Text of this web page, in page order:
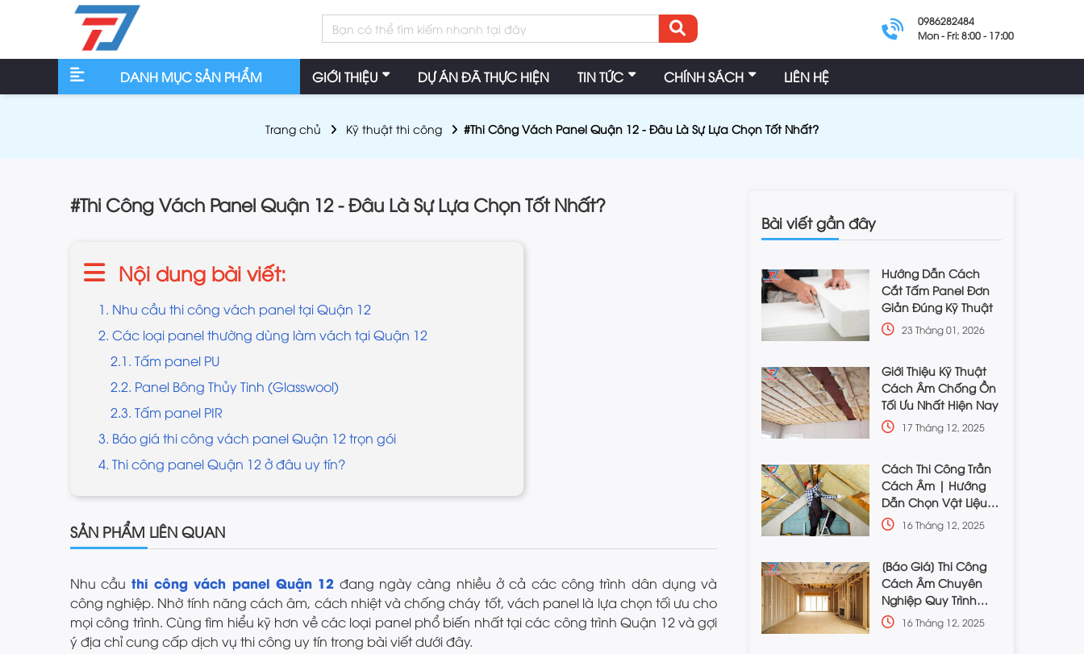
0986282484
Mon - Fri: 8:00 - 17:00
DANH MỤC SẢN PHẨM GIỚI THIỆU DỰ ÁN ĐÃ THỰC HIỆN TIN TỨC CHÍNH SÁCH LIÊN HỆ
Trang chủ Kỹ thuật thi công #Thi Công Vách Panel Quận 12 - Đâu Là Sự Lựa Chọn Tốt Nhất?
#Thi Công Vách Panel Quận 12 - Đâu Là Sự Lựa Chọn Tốt Nhất?
Nội dung bài viết:
1. Nhu cầu thi công vách panel tại Quận 12
2. Các loại panel thường dùng làm vách tại Quận 12
2.1. Tấm panel PU
2.2. Panel Bông Thủy Tinh (Glasswool)
2.3. Tấm panel PIR
3. Báo giá thi công vách panel Quận 12 trọn gói
4. Thi công panel Quận 12 ở đâu uy tín?
SẢN PHẨM LIÊN QUAN
Nhu cầu thi công vách panel Quận 12 đang ngày càng nhiều ở cả các công trình dân dụng và
công nghiệp. Nhờ tính năng cách âm, cách nhiệt và chống cháy tốt, vách panel là lựa chọn tối ưu cho
mọi công trình. Cùng tìm hiểu kỹ hơn về các loại panel phổ biến nhất tại các công trình Quận 12 và gợi
ý địa chỉ cung cấp dịch vụ thi công uy tín trong bài viết dưới đây.
Bài viết gần đây
Hướng Dẫn Cách
Cắt Tấm Panel Đơn
Giản Đúng Kỹ Thuật
23 Tháng 01, 2026
Giới Thiệu Kỹ Thuật
Cách Âm Chống Ồn
Tối Ưu Nhất Hiện Nay
17 Tháng 12, 2025
Cách Thi Công Trần
Cách Âm | Hướng
Dẫn Chọn Vật Liệu
Phù Hợp
16 Tháng 12, 2025
[Báo Giá] Thi Công
Cách Âm Chuyên
Nghiệp Quy Trình
Chuẩn16 Tháng 12, 2025